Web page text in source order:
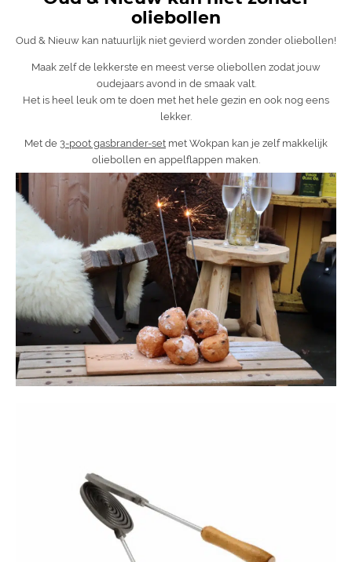
oliebollen
Oud & Nieuw kan natuurlijk niet gevierd worden zonder oliebollen!
Maak zelf de lekkerste en meest verse oliebollen zodat jouw
oudejaars avond in de smaak valt.
Het is heel leuk om te doen met het hele gezin en ook nog eens
lekker.
Met de 3-poot gasbrander-set met Wokpan kan je zelf makkelijk
oliebollen en appelflappen maken.